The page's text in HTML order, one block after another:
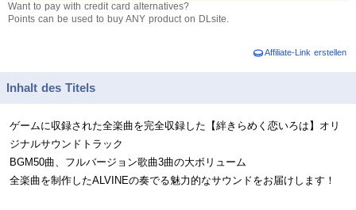
Want to pay with credit card alternatives?
Points can be used to buy ANY product on DLsite.
Affiliate-Link erstellen
Inhalt des Titels
ゲームに収録された全楽曲を完全収録した【絆きらめく恋いろは】オリ
ジナルサウンドトラック
BGM50曲、フルバージョン歌曲3曲の大ボリューム
全楽曲を制作したALVINEの奏でる魅力的なサウンドをお届けします！